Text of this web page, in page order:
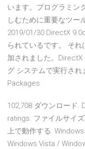
います。プログラミン
しむために重要なツー
2019/01/30 DirectX
られているです。 そ
加されました。
グ システムで実行さ
Packages
102,708 ダウンロード.
ratings. ファイルサイ
上で動作する:
Windows Vista /